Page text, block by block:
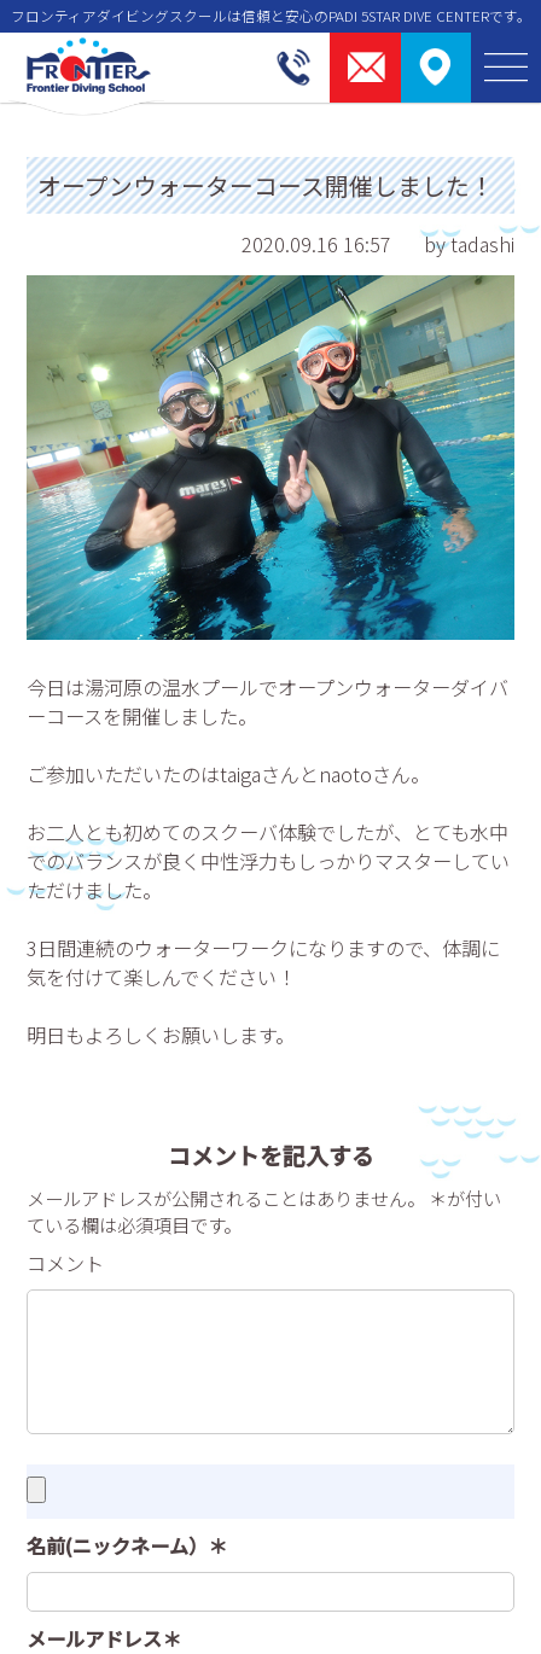
フロンティアダイビングスクールは信頼と安⼼のPADI 5STAR DIVE CENTERです。
オープンウォーターコース開催しました！
2020.09.16 16:57 by tadashi
今日は湯河原の温水プールでオープンウォーターダイバ
ーコースを開催しました。
ご参加いただいたのはtaigaさんとnaotoさん。
お二人とも初めてのスクーバ体験でしたが、とても水中
でのバランスが良く中性浮力もしっかりマスターしてい
ただけました。
3日間連続のウォーターワークになりますので、体調に
気を付けて楽しんでください！
明日もよろしくお願いします。
コメントを記入する
メールアドレスが公開されることはありません。 ＊が付い
ている欄は必須項目です。
コメント
名前(ニックネーム）＊
メールアドレス＊